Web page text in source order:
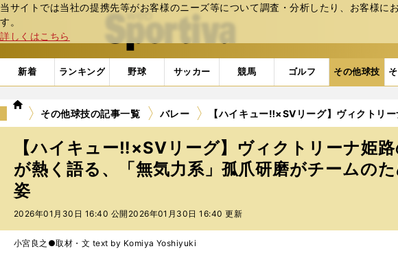
当サイトでは当社の提携先等がお客様のニーズ等について調査・分析したり、お客様
す。
詳しくはこちら
web Sportiva (webスポルティーバ)
新着 ランキング 野球 サッカー 競馬 ゴルフ その他球技
we
ル
テ
ィ
ー
その他球技の記事一覧 バレー 【ハイキュー‼×SVリーグ】ヴィクトリ
【ハイキュー‼×SVリーグ】ヴィクトリーナ姫
が熱く語る、「無気力系」孤爪研磨がチームの
姿
2026年01月30日 16:40 公開 2026年01月30日 16:40 更新
小宮良之●取材・文 text by Komiya Yoshiyuki